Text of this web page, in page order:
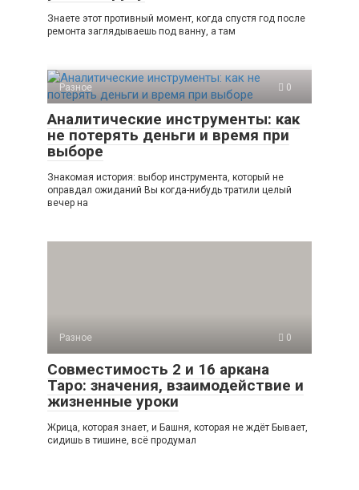
Знаете этот противный момент, когда спустя год после
ремонта заглядываешь под ванну, а там
Разное 0
Аналитические инструменты: как
не потерять деньги и время при
выборе
Знакомая история: выбор инструмента, который не
оправдал ожиданий Вы когда-нибудь тратили целый
вечер на
Разное 0
Совместимость 2 и 16 аркана
Таро: значения, взаимодействие и
жизненные уроки
Жрица, которая знает, и Башня, которая не ждёт Бывает,
сидишь в тишине, всё продумал